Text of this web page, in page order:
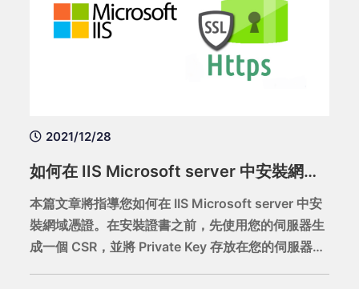
2021/12/28
如何在 IIS Microsoft server 中安裝網域憑證
本篇文章將指導您如何在 IIS Microsoft server 中安
裝網域憑證。在安裝證書之前，先使用您的伺服器生
成一個 CSR，並將 Private Key 存放在您的伺服器